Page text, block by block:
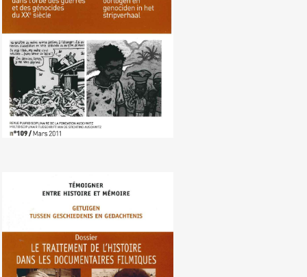
Nr. 108 (09/2010) Behandeling van
de geschiedenis in de
documentaire film